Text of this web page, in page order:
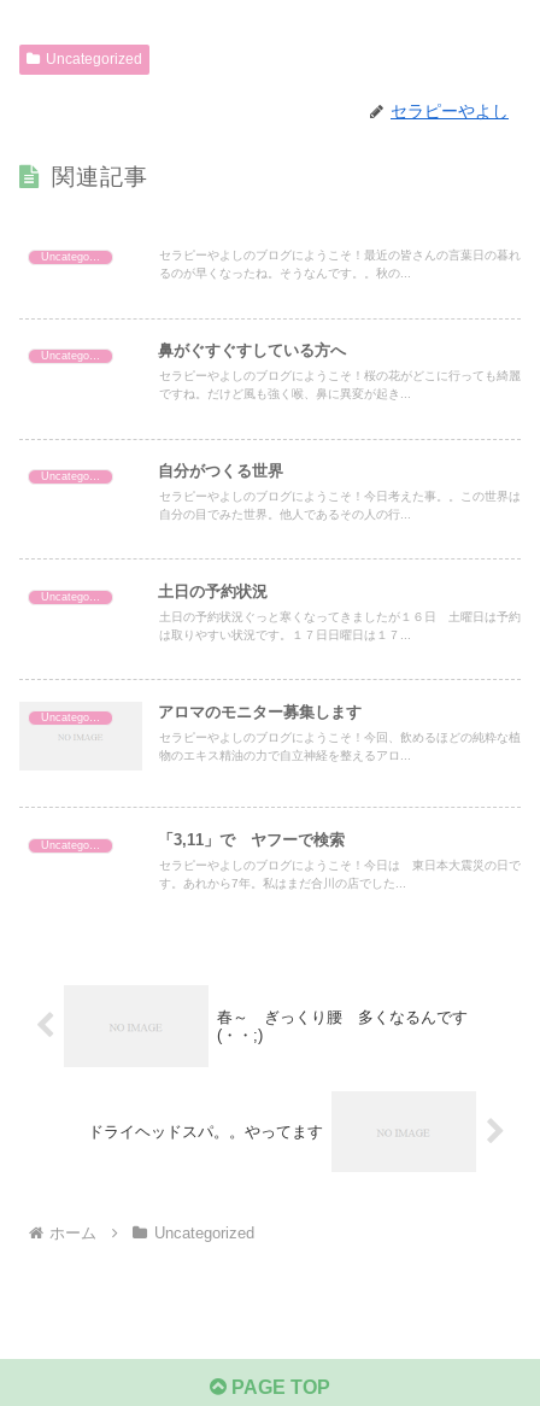
Uncategorized
セラピーやよし
関連記事
Uncategorized
セラピーやよしのブログにようこそ！最近の皆さんの言葉日の暮れ
るのが早くなったね。そうなんです。。秋の...
Uncategorized 鼻がぐすぐすしている方へ
セラピーやよしのブログにようこそ！桜の花がどこに行っても綺麗
ですね。だけど風も強く喉、鼻に異変が起き...
Uncategorized 自分がつくる世界
セラピーやよしのブログにようこそ！今日考えた事。。この世界は
自分の目でみた世界。他人であるその人の行...
Uncategorized 土日の予約状況
土日の予約状況ぐっと寒くなってきましたが１６日 土曜日は予約
は取りやすい状況です。１７日日曜日は１７...
Uncategorized アロマのモニター募集します
セラピーやよしのブログにようこそ！今回、飲めるほどの純粋な植
物のエキス精油の力で自立神経を整えるアロ...
「3,11」で ヤフーで検索
セラピーやよしのブログにようこそ！今日は 東日本大震災の日で
す。あれから7年。私はまだ合川の店でした...
春～ ぎっくり腰 多くなるんです
(・・;)
ドライヘッドスパ。。やってます
ホーム Uncategorized
PAGE TOP